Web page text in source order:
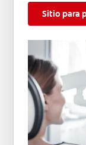
Sitio para